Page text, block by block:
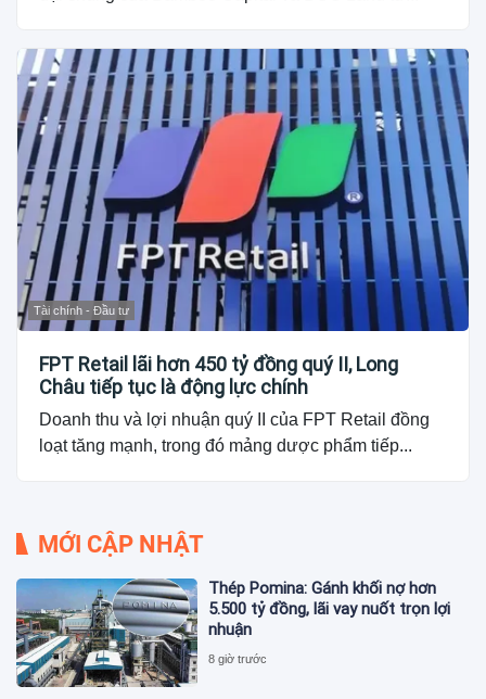
Tài chính - Đầu tư
FPT Retail lãi hơn 450 tỷ đồng quý II, Long
Châu tiếp tục là động lực chính
Doanh thu và lợi nhuận quý II của FPT Retail đồng
loạt tăng mạnh, trong đó mảng dược phẩm tiếp...
MỚI CẬP NHẬT
Thép Pomina: Gánh khối nợ hơn
5.500 tỷ đồng, lãi vay nuốt trọn lợi
nhuận
8 giờ trước